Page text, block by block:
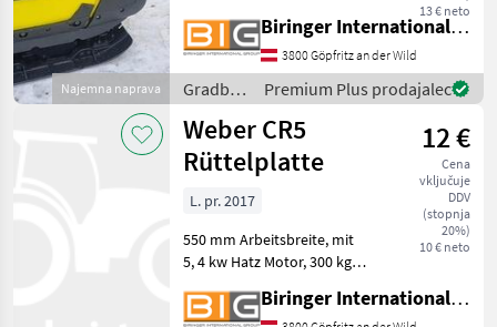
Najemna naprava
13 € neto
sich auf eine
Mindestmietrate von € 100,
00 / Tag Wochenmietpre
Biringer International GmbH
3800 Göpfritz an der Wild
Gradbeni
stroji /
Bomag
Premium Plus prodajalec
Weber CR5
Rüttelplatte
12 €
Cena
vključuje
DDV
(stopnja
20%)
10 € neto
L. pr. 2017
550 mm Arbeitsbreite, mit
5, 4 kw Hatz Motor, 300 kg
angeführte Mietpreis von €
Biringer International GmbH